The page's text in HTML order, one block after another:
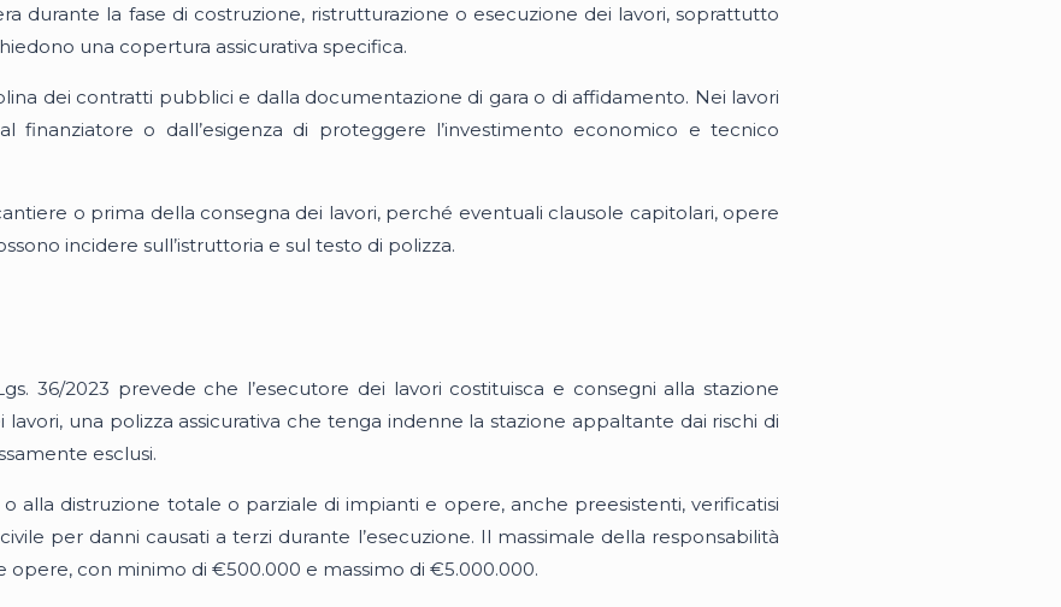
durante la fase di costruzione, ristrutturazione o esecuzione dei lavori, soprattutto
una copertura assicurativa specifica.
dei contratti pubblici e dalla documentazione di gara o di affidamento. Nei lavori
o dall’esigenza di proteggere l’investimento economico e tecnico
o prima della consegna dei lavori, perché eventuali clausole capitolari, opere
incidere sull’istruttoria e sul testo di polizza.
36/2023 prevede che l’esecutore dei lavori costituisca e consegni alla stazione
una polizza assicurativa che tenga indenne la stazione appaltante dai rischi di
esclusi.
alla distruzione totale o parziale di impianti e opere, anche preesistenti, verificatisi
per danni causati a terzi durante l’esecuzione. Il massimale della responsabilità
opere, con minimo di €500.000 e massimo di €5.000.000.